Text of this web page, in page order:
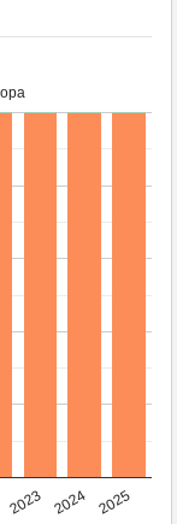
2023 2024 2025